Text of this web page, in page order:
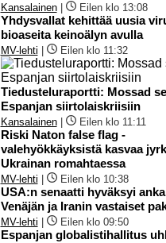
Kansalainen| Eilen klo 13:08
Yhdysvallat kehittää uusia
bioaseita keinoälyn avulla
MV-lehti Eilen klo 11:32
Tiedusteluraportti: Mossad
Espanjan siirtolaiskriisiin
Kansalainen| Eilen klo 11:11
Riski Naton false flag -
valehyökkäyksistä kasvaa
Ukrainan romahtaessa
MV-lehti Eilen klo 10:38
USA:n senaatti hyväksyi
Venäjän ja Iranin vastaiset
MV-lehti Eilen klo 09:50
Espanjan globalistihallitus